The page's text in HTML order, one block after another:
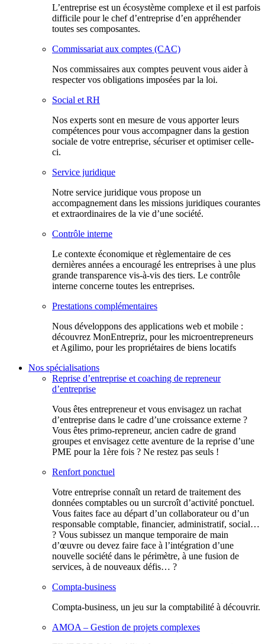
L’entreprise est un écosystème complexe et il est parfois
difficile pour le chef d’entreprise d’en appréhender
toutes ses composantes.
Commissariat aux comptes (CAC)
Nos commissaires aux comptes peuvent vous aider à
respecter vos obligations imposées par la loi.
Social et RH
Nos experts sont en mesure de vous apporter leurs
compétences pour vous accompagner dans la gestion
sociale de votre entreprise, sécuriser et optimiser celle-
ci.
Service juridique
Notre service juridique vous propose un
accompagnement dans les missions juridiques courantes
et extraordinaires de la vie d’une société.
Contrôle interne
Le contexte économique et règlementaire de ces
dernières années a encouragé les entreprises à une plus
grande transparence vis-à-vis des tiers. Le contrôle
interne concerne toutes les entreprises.
Prestations complémentaires
Nous développons des applications web et mobile :
découvrez MonEntrepriz, pour les microentrepreneurs
et Agilimo, pour les propriétaires de biens locatifs
Nos spécialisations
Reprise d’entreprise et coaching de repreneur
d’entreprise
Vous êtes entrepreneur et vous envisagez un rachat
d’entreprise dans le cadre d’une croissance externe ?
Vous êtes primo-repreneur, ancien cadre de grand
groupes et envisagez cette aventure de la reprise d’une
PME pour la 1ère fois ? Ne restez pas seuls !
Renfort ponctuel
Votre entreprise connaît un retard de traitement des
données comptables ou un surcroît d’activité ponctuel.
Vous faites face au départ d’un collaborateur ou d’un
responsable comptable, financier, administratif, social…
? Vous subissez un manque temporaire de main
d’œuvre ou devez faire face à l’intégration d’une
nouvelle société dans le périmètre, à une fusion de
services, à de nouveaux défis… ?
Compta-business
Compta-business, un jeu sur la comptabilité à découvrir.
AMOA – Gestion de projets complexes